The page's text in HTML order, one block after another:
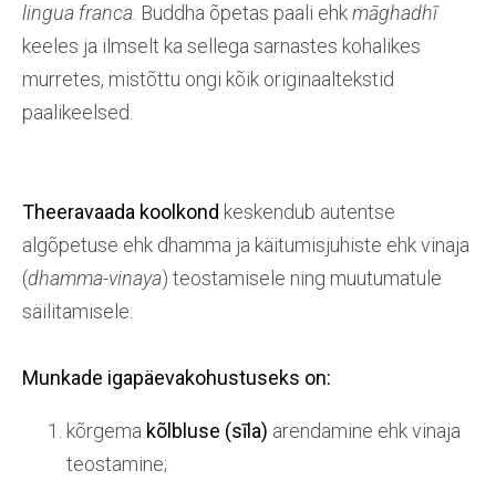
lingua franca . Buddha õpetas paali ehkmāghadhī
keeles ja ilmselt ka sellega sarnastes kohalikes
murretes, mistõttu ongi kõik originaaltekstid
paalikeelsed.
Theeravaada koolkond keskendub autentse
algõpetuse ehk dhamma ja käitumisjuhiste ehk vinaja
(dhamma-vinaya) teostamisele ning muutumatule
säilitamisele.
Munkade igapäevakohustuseks on:
kõrgema kõlbluse (sīla) arendamine ehk vinaja
teostamine;